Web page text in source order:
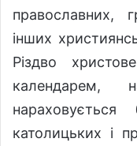
православних,
інших
Різдво
календарем,
нараховується
католицьких і